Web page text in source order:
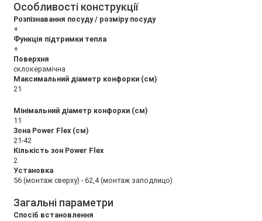
Особливості конструкції
Розпізнавання посуду / розміру посуду
+
Функція підтримки тепла
+
Поверхня
склокерамічна
Максимальний діаметр конфорки (см)
21
Мінімальний діаметр конфорки (см)
11
Зона Power Flex (см)
21-42
Кількість зон Power Flex
2
Установка
56 (монтаж сверху) - 62,4 (монтаж заподлицо)
Загальні параметри
Спосіб встановлення